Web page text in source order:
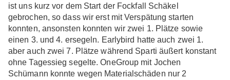
ist uns kurz vor dem Start der Fockfall Schäkel
gebrochen, so dass wir erst mit Verspätung starten
konnten, ansonsten konnten wir zwei 1. Plätze sowie
einen 3. und 4. ersegeln. Earlybird hatte auch zwei 1.
aber auch zwei 7. Plätze während Sparti äußert konstant
ohne Tagessieg segelte. OneGroup mit Jochen
Schümann konnte wegen Materialschäden nur 2